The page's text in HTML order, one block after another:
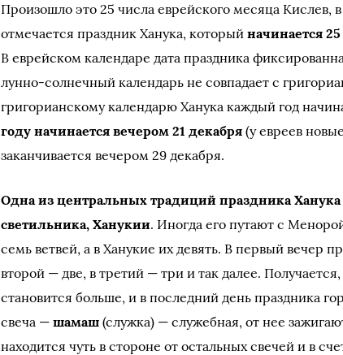
Произошло это 25 числа еврейского месяца Кислев,
отмечается праздник Ханука, которыйначинается
В еврейском календаре дата праздника
лунно-солнечный календарь не совпадает с
григорианскому календарю Ханука каждый год
году начинается вечером 21 декабря (у евреев
заканчивается вечером 29 декабря.
Одна из центральных традиций праздника
светильника, Ханукии. Иногда его путают с
семь ветвей, а в Ханукие их девять. В первый вечер
второй — две, в третий — три и так далее.
становится больше, и в последний день праздника
свеча —шамаш (служка) — служебная, от нее
находится чуть в стороне от остальных свечей и в